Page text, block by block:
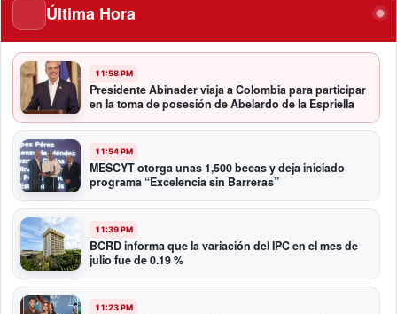
Última Hora
11:58 PM
Presidente Abinader viaja a Colombia para participar
en la toma de posesión de Abelardo de la Espriella
11:54 PM
MESCYT otorga unas 1,500 becas y deja iniciado
programa “Excelencia sin Barreras”
11:39 PM
BCRD informa que la variación del IPC en el mes de
julio fue de 0.19 %
11:23 PM